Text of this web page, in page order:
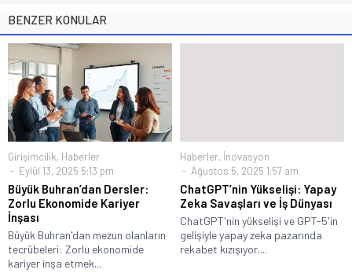
BENZER KONULAR
Girişimcilik, Haberler
Eylül 13, 2025 5:13 pm
Büyük Buhran’dan Dersler:
Zorlu Ekonomide Kariyer
İnşası
Büyük Buhran'dan mezun olanların
tecrübeleri: Zorlu ekonomide
kariyer inşa etmek...
Haberler, İnovasyon
Ağustos 5, 2025 1:57 am
ChatGPT’nin Yükselişi: Yapay
Zeka Savaşları ve İş Dünyası
ChatGPT'nin yükselişi ve GPT-5'in
gelişiyle yapay zeka pazarında
rekabet kızışıyor....